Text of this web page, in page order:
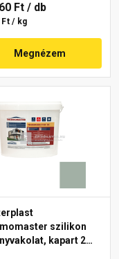
Ft / db
Ft / kg
Megnézem
szilikon
kapart 2